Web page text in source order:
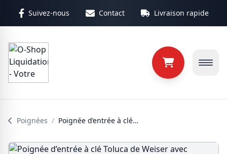
Suivez-nous Contact Livraison rapide
Poignées / Poignée d’entrée à clé Toluca de Weiser avec SmartKey, nickel satiné